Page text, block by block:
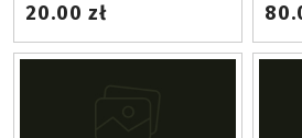
20.00 zł